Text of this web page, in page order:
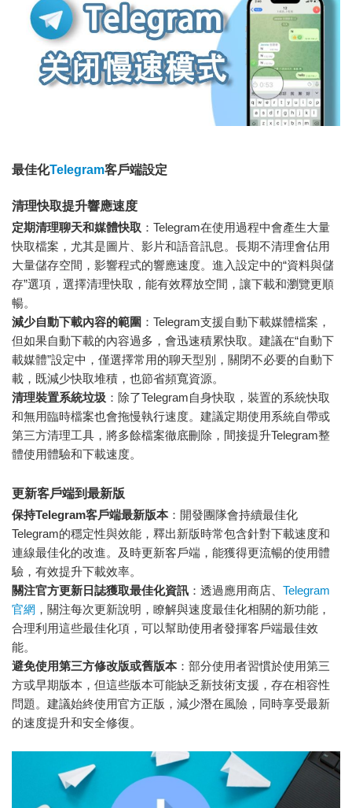
最佳化Telegram客戶端設定
清理快取提升響應速度
定期清理聊天和媒體快取 ：Telegram在使用過程中會產生大量
快取檔案，尤其是圖片、影片和語音訊息。長期不清理會佔用
大量儲存空間，影響程式的響應速度。進入設定中的“資料與儲
存”選項，選擇清理快取，能有效釋放空間，讓下載和瀏覽更順
暢。
減少自動下載內容的範圍 ：Telegram支援自動下載媒體檔案，
但如果自動下載的內容過多，會迅速積累快取。建議在“自動下
載媒體”設定中，僅選擇常用的聊天型別，關閉不必要的自動下
載，既減少快取堆積，也節省頻寬資源。
清理裝置系統垃圾 ：除了Telegram自身快取，裝置的系統快取
和無用臨時檔案也會拖慢執行速度。建議定期使用系統自帶或
第三方清理工具，將多餘檔案徹底刪除，間接提升Telegram整
體使用體驗和下載速度。
更新客戶端到最新版
保持Telegram客戶端最新版本：開發團隊會持續最佳化
Telegram的穩定性與效能，釋出新版時常包含針對下載速度和
連線最佳化的改進。及時更新客戶端，能獲得更流暢的使用體
驗，有效提升下載效率。
關注官方更新日誌獲取最佳化資訊 ：透過應用商店、 Telegram
官網 ，關注每次更新說明，瞭解與速度最佳化相關的新功能，
合理利用這些最佳化項，可以幫助使用者發揮客戶端最佳效
能。
避免使用第三方修改版或舊版本：部分使用者習慣於使用第三
方或早期版本，但這些版本可能缺乏新技術支援，存在相容性
問題。建議始終使用官方正版，減少潛在風險，同時享受最新
的速度提升和安全修復。